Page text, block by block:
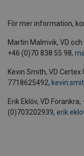
För mer information,
Martin Malmvik, VD
+46 (0)70 838 55 98,
Kevin Smith, VD Certex
7718625492,
Erik Eklöv, VD Forankra,
(0)703202939,